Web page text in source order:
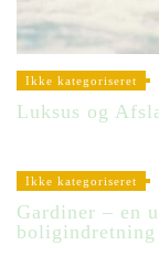
Ikke kategoriseret
Luksus og
Ikke kategoriseret
Gardiner – en
boligindretning